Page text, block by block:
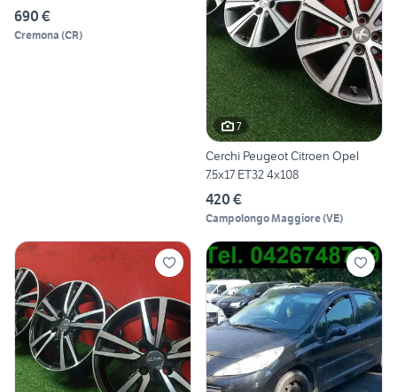
690 €
Cremona (CR)
7
Cerchi Peugeot Citroen Opel
7.5x17 ET32 4x108
420 €
Campolongo Maggiore(VE)